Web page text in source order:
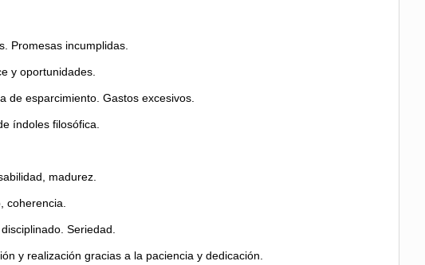
Promesas incumplidas.
y oportunidades.
de esparcimiento. Gastos excesivos.
índoles filosófica.
madurez.
coherencia.
Seriedad.
y realización gracias a la paciencia y dedicación.